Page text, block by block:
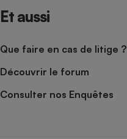
Et aussi
Que faire en cas de litige ?
Découvrir le forum
Consulter nos Enquêtes